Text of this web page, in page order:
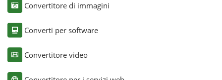
Convertitore di immagini
Converti per software
Convertitore video